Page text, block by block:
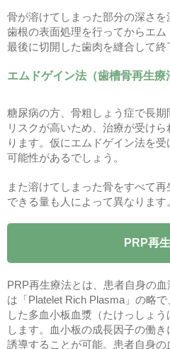
骨が溶けてしまった部分の深さ
歯根の表面処理を行ってからエム
最後に切開した歯肉を縫合して終
エムドゲイン法（歯槽骨再生療
糖尿病の方、骨粗しょう症で長
リスクが高いため、治療が受け
ります。仮にエムドゲイン法を
可能性があるでしょう。
また溶けてしまった骨をすべて
できる量も人によって異なります
PRP再
PRP再生療法とは、患者自身の
は「Platelet Rich Plasma」の略
した多血小板血漿（たけっしょ
します。血小板の成長因子の働
誘導することが可能。患者自身